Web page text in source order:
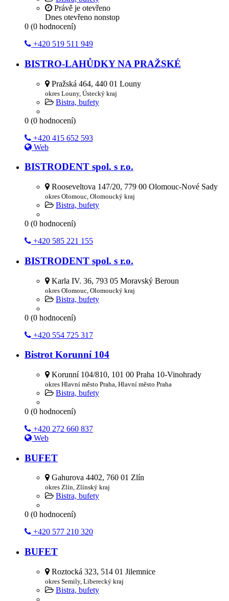
Právě je otevřeno
Dnes otevřeno nonstop
0 (0 hodnocení)
+420 519 511 949
BISTRO-LAHŮDKY NA PRAŽSKÉ
Pražská 464, 440 01 Louny
okres Louny, Ústecký kraj
Bistra, bufety
0 (0 hodnocení)
+420 415 652 593
Web
BISTRODENT spol. s r.o.
Rooseveltova 147/20, 779 00 Olomouc-Nové Sady
okres Olomouc, Olomoucký kraj
Bistra, bufety
0 (0 hodnocení)
+420 585 221 155
BISTRODENT spol. s r.o.
Karla IV. 36, 793 05 Moravský Beroun
okres Olomouc, Olomoucký kraj
Bistra, bufety
0 (0 hodnocení)
+420 554 725 317
Bistrot Korunní 104
Korunní 104/810, 101 00 Praha 10-Vinohrady
okres Hlavní město Praha, Hlavní město Praha
Bistra, bufety
0 (0 hodnocení)
+420 272 660 837
Web
BUFET
Gahurova 4402, 760 01 Zlín
okres Zlín, Zlínský kraj
Bistra, bufety
0 (0 hodnocení)
+420 577 210 320
BUFET
Roztocká 323, 514 01 Jilemnice
okres Semily, Liberecký kraj
Bistra, bufety